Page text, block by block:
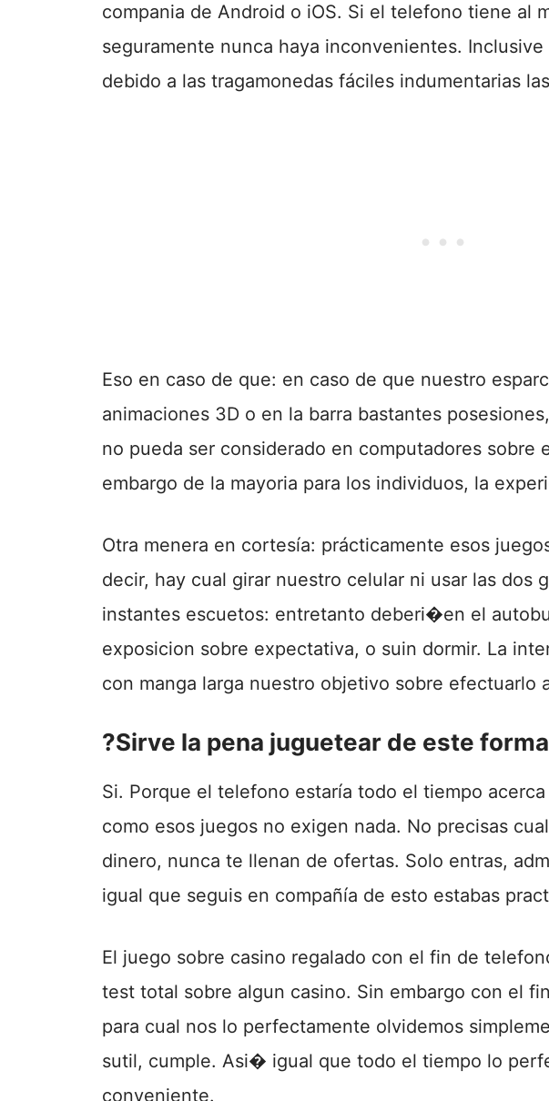
compania de Android o iOS. Si el telefono tiene al
seguramente nunca haya inconvenientes.
debido a las tragamonedas fáciles indumentarias
Eso en caso de que: en caso de que nuestro
animaciones 3D o en la barra bastantes
no pueda ser considerado en computadores sobre
embargo de la mayoria para los individuos, la
Otra menera en cortesía: prácticamente esos
decir, hay cual girar nuestro celular ni usar las dos
instantes escuetos: entretanto deberi�en el
exposicion sobre expectativa, o suin dormir. La
con manga larga nuestro objetivo sobre efectuarlo
?Sirve la pena juguetear de este
Si. Porque el telefono estaría todo el tiempo
como esos juegos no exigen nada. No precisas
dinero, nunca te llenan de ofertas. Solo entras,
igual que seguis en compañía de esto estabas
El juego sobre casino regalado con el fin de
test total sobre algun casino. Sin embargo con el
para cual nos lo perfectamente olvidemos
sutil, cumple. Asi� igual que todo el tiempo lo
conveniente.